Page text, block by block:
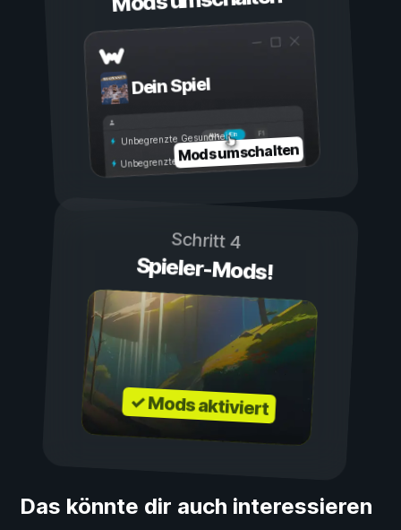
Dein Spiel
Ein
Aus
Unbegrenzte Gesundheit
Unbegrenzte AusdauerMods umschalten
Schritt 4
Spieler-Mods!
✓ Mods aktiviert
Das könnte dir auch interessieren